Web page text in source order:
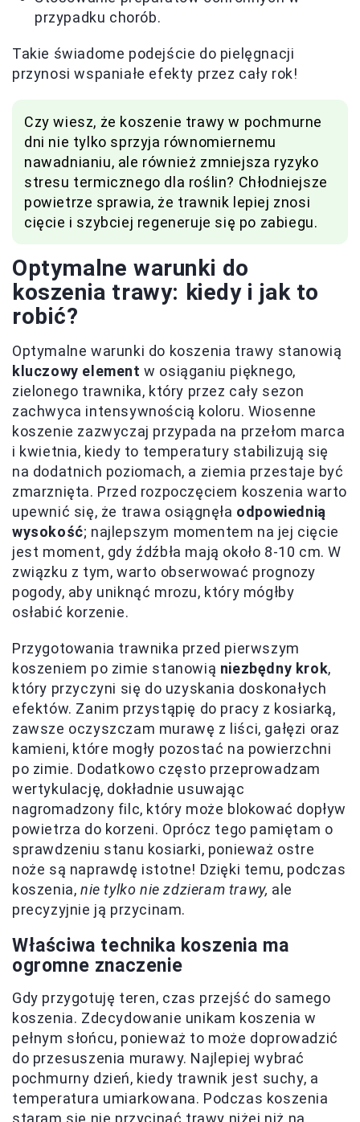
przypadku chorób.
Takie świadome podejście do pielęgnacji
przynosi wspaniałe efekty przez cały rok!
Czy wiesz, że koszenie trawy w pochmurne
dni nie tylko sprzyja równomiernemu
nawadnianiu, ale również zmniejsza ryzyko
stresu termicznego dla roślin? Chłodniejsze
powietrze sprawia, że trawnik lepiej znosi
cięcie i szybciej regeneruje się po zabiegu.
Optymalne warunki do
koszenia trawy: kiedy i jak to
robić?
Optymalne warunki do koszenia trawy stanowią
kluczowy element w osiąganiu pięknego,
zielonego trawnika, który przez cały sezon
zachwyca intensywnością koloru. Wiosenne
koszenie zazwyczaj przypada na przełom marca
i kwietnia, kiedy to temperatury stabilizują się
na dodatnich poziomach, a ziemia przestaje być
zmarznięta. Przed rozpoczęciem koszenia warto
upewnić się, że trawa osiągnęła odpowiednią
wysokość; najlepszym momentem na jej cięcie
jest moment, gdy źdźbła mają około 8-10 cm. W
związku z tym, warto obserwować prognozy
pogody, aby uniknąć mrozu, który mógłby
osłabić korzenie.
Przygotowania trawnika przed pierwszym
koszeniem po zimie stanowią niezbędny krok,
który przyczyni się do uzyskania doskonałych
efektów. Zanim przystąpię do pracy z kosiarką,
zawsze oczyszczam murawę z liści, gałęzi oraz
kamieni, które mogły pozostać na powierzchni
po zimie. Dodatkowo często przeprowadzam
wertykulację, dokładnie usuwając
nagromadzony filc, który może blokować dopływ
powietrza do korzeni. Oprócz tego pamiętam o
sprawdzeniu stanu kosiarki, ponieważ ostre
noże są naprawdę istotne! Dzięki temu, podczas
koszenia, nie tylko nie zdzieram trawy, ale
precyzyjnie ją przycinam.
Właściwa technika koszenia ma
ogromne znaczenie
Gdy przygotuję teren, czas przejść do samego
koszenia. Zdecydowanie unikam koszenia w
pełnym słońcu, ponieważ to może doprowadzić
do przesuszenia murawy. Najlepiej wybrać
pochmurny dzień, kiedy trawnik jest suchy, a
temperatura umiarkowana. Podczas koszenia
staram się nie przycinać trawy niżej niż na